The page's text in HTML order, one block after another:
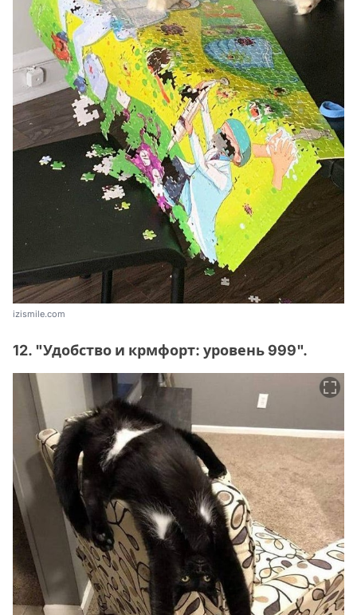
izismile.com
12. "Удобство и крмфорт: уровень 999".